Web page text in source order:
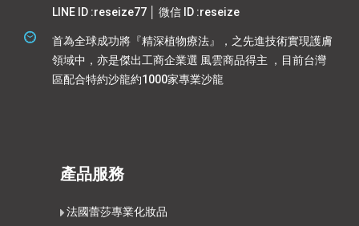
LINE ID :reseize77 │ 微信 ID :reseize
首為全球成功將『精深植物療法』，之先進技術實現護膚
領域中，亦是傑出工商企業選 風雲商品得主 ，目前台灣
區配合特約沙龍約1000家專業沙龍
產品服務
法國蕾莎專業化妝品